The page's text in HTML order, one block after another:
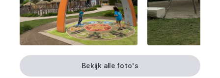
Bekijk alle foto's